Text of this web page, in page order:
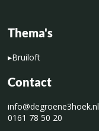
Thema's
▸Bruiloft
Contact
info@degroene3hoek.nl
0161 78 50 20